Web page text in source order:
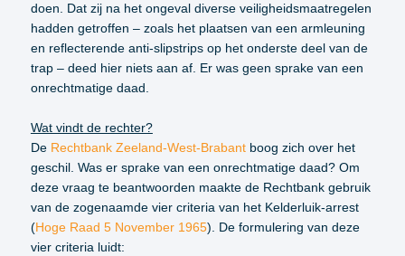
doen. Dat zij na het ongeval diverse veiligheidsmaatregelen
hadden getroffen – zoals het plaatsen van een armleuning
en reflecterende anti-slipstrips op het onderste deel van de
trap – deed hier niets aan af. Er was geen sprake van een
onrechtmatige daad.
Wat vindt de rechter?
De Rechtbank Zeeland-West-Brabantboog zich over het
geschil. Was er sprake van een onrechtmatige daad? Om
deze vraag te beantwoorden maakte de Rechtbank gebruik
van de zogenaamde vier criteria van het Kelderluik-arrest
(Hoge Raad 5 November 1965). De formulering van deze
vier criteria luidt: